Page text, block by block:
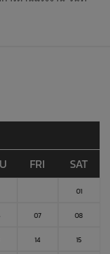
FRI SAT
01
07 08
14 15